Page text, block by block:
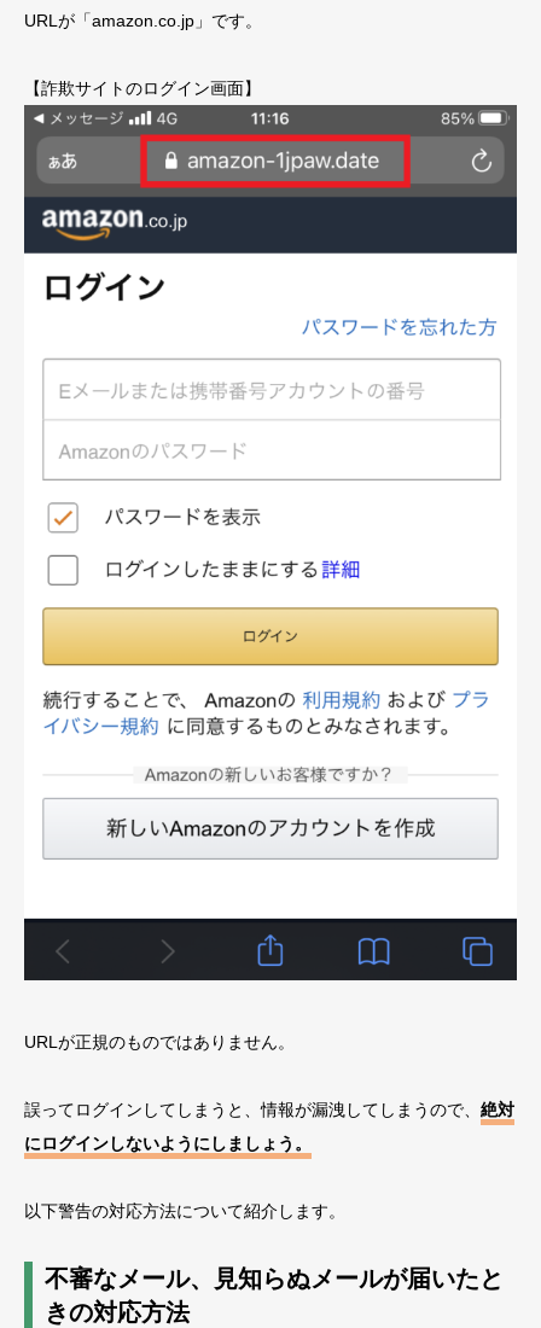
URLが「amazon.co.jp」です。
【詐欺サイトのログイン画面】
URLが正規のものではありません。
誤ってログインしてしまうと、情報が漏洩してしまうので、 絶対
にログインしないようにしましょう。
以下警告の対応方法について紹介します。
不審なメール、見知らぬメールが届いたと
きの対応方法